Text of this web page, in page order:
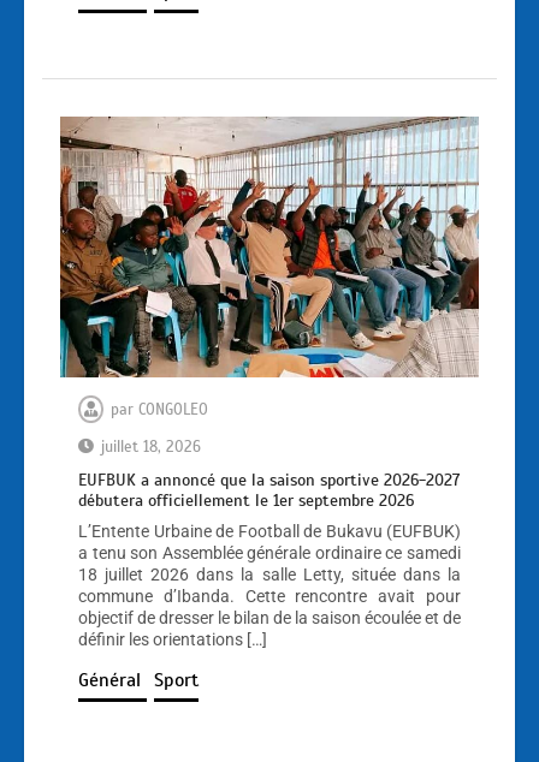
par CONGOLEO
juillet 18, 2026
EUFBUK a annoncé que la saison sportive 2026-2027
débutera officiellement le 1er septembre 2026
L’Entente Urbaine de Football de Bukavu (EUFBUK)
a tenu son Assemblée générale ordinaire ce samedi
18 juillet 2026 dans la salle Letty, située dans la
commune d’Ibanda. Cette rencontre avait pour
objectif de dresser le bilan de la saison écoulée et de
définir les orientations […]
Général Sport